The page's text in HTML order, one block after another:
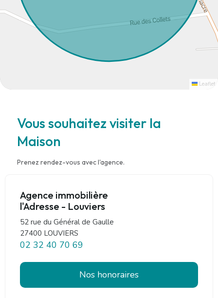
Leaflet
Vous souhaitez visiter la
Maison
Prenez rendez-vous avec l'agence.
Agence immobilière
l'Adresse - Louviers
52 rue du Général de Gaulle
27400 LOUVIERS
02 32 40 70 69
Nos honoraires